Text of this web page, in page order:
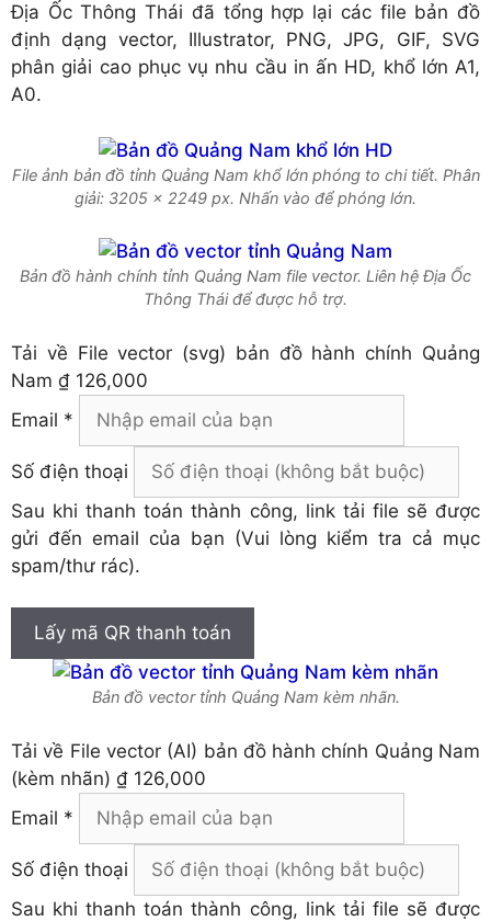
Địa Ốc Thông Thái đã tổng hợp lại các file bản đồ
định dạng vector, Illustrator, PNG, JPG, GIF, SVG
phân giải cao phục vụ nhu cầu in ấn HD, khổ lớn A1,
A0.
File ảnh bản đồ tỉnh Quảng Nam khổ lớn phóng to chi tiết. Phân
giải: 3205 x 2249 px. Nhấn vào để phóng lớn.
Bản đồ hành chính tỉnh Quảng Nam file vector. Liên hệ Địa Ốc
Thông Thái để được hỗ trợ.
Tải về File vector (svg) bản đồ hành chính Quảng
Nam ₫ 126,000
Email *
Số điện thoại
Sau khi thanh toán thành công, link tải file sẽ được
gửi đến email của bạn (Vui lòng kiểm tra cả mục
spam/thư rác).
Lấy mã QR thanh toán
Bản đồ vector tỉnh Quảng Nam kèm nhãn.
Tải về File vector (AI) bản đồ hành chính Quảng Nam
(kèm nhãn) ₫ 126,000
Email *
Số điện thoại
Sau khi thanh toán thành công, link tải file sẽ được